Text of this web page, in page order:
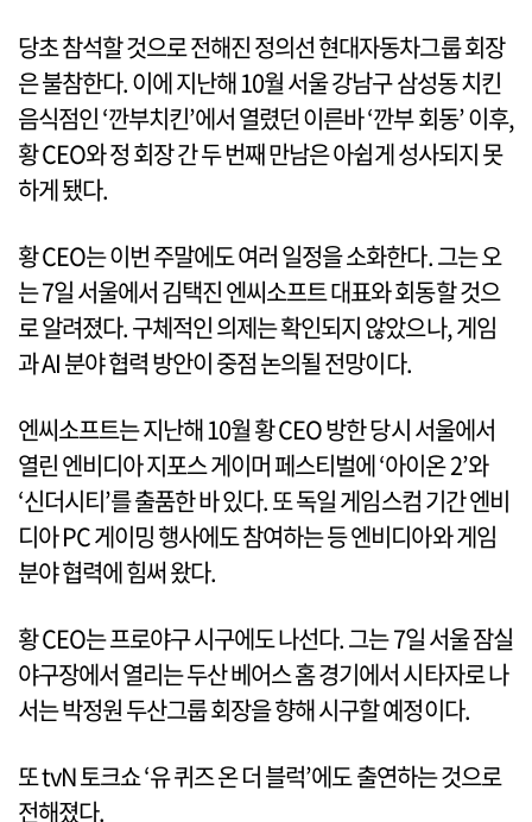
당초 참석할 것으로 전해진 정의선 현대자동차그룹 회장
은 불참한다. 이에 지난해 10월 서울 강남구 삼성동 치킨
음식점인 ‘깐부치킨’에서 열렸던 이른바 ‘깐부 회동’ 이후,
황 CEO와 정 회장 간 두 번째 만남은 아쉽게 성사되지 못
하게 됐다.
황 CEO는 이번 주말에도 여러 일정을 소화한다. 그는 오
는 7일 서울에서 김택진 엔씨소프트 대표와 회동할 것으
로 알려졌다. 구체적인 의제는 확인되지 않았으나, 게임
과 AI 분야 협력 방안이 중점 논의될 전망이다.
엔씨소프트는 지난해 10월 황 CEO 방한 당시 서울에서
열린 엔비디아 지포스 게이머 페스티벌에 ‘아이온 2’와
‘신더시티’를 출품한 바 있다. 또 독일 게임스컴 기간 엔비
디아 PC 게이밍 행사에도 참여하는 등 엔비디아와 게임
분야 협력에 힘써 왔다.
황 CEO는 프로야구 시구에도 나선다. 그는 7일 서울 잠실
야구장에서 열리는 두산 베어스 홈 경기에서 시타자로 나
서는 박정원 두산그룹 회장을 향해 시구할 예정이다.
또 tvN 토크쇼 ‘유 퀴즈 온 더 블럭’에도 출연하는 것으로
전해졌다.